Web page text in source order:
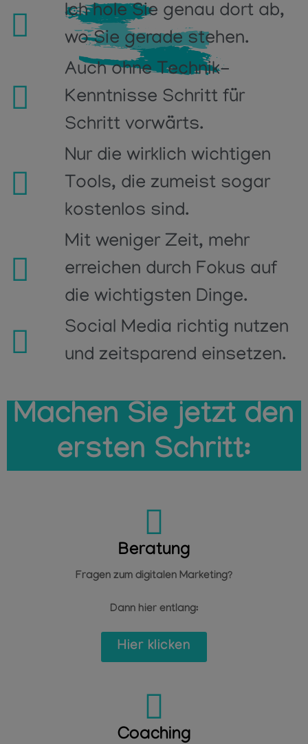
Ich hole Sie genau dort ab,
wo Sie gerade stehen.
Auch ohne Technik-
Kenntnisse Schritt für
Schritt vorwärts.
Nur die wirklich wichtigen
Tools, die zumeist sogar
kostenlos sind.
Mit weniger Zeit, mehr
erreichen durch Fokus auf
die wichtigsten Dinge.
Social Media richtig nutzen
und zeitsparend einsetzen.
Machen Siejetzt den
ersten Schritt:
Beratung
Fragen zum digitalen Marketing?
Dann hier entlang:
Hier klicken
Coaching